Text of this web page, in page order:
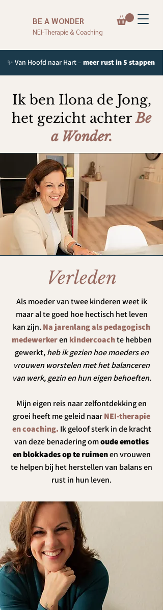
BE A WONDER
NEI-Therapie & Coaching
✨ Van Hoofd naar Hart –meer rust in 5 stappen
Ik ben Ilona de Jong,
het gezicht achter Be
a Wonder.
Verleden
Als moeder van twee kinderen weet ik
maar al te goed hoe hectisch het leven
kan zijn. Na jarenlang als pedagogisch
medewerkeren kindercoachte hebben
gewerkt,heb ik gezien hoe moeders en
vrouwen worstelen met het balanceren
van werk, gezin en hun eigen behoeften.
Mijn eigen reis naar zelfontdekking en
groei heeft me geleid naarNEI-therapie
en coaching. Ik geloof sterk in de kracht
van deze benadering omoude emoties
en blokkades op te ruimenen vrouwen
te helpen bij het herstellen van balans en
rust in hun leven.